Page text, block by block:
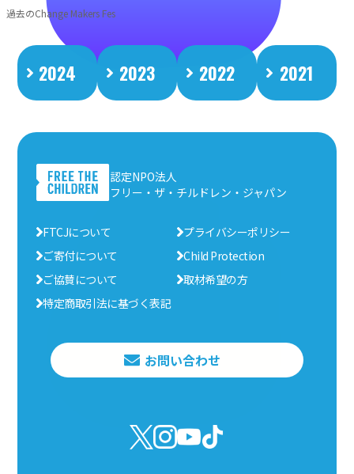
過去のChange Makers Fes
2024 2023 2022 2021
認定NPO法人
フリー・ザ・チルドレン・ジャパン
FTCJについて
プライバシーポリシー
ご寄付について
Child Protection
ご協賛について
取材希望の方
特定商取引法に基づく表記
お問い合わせ